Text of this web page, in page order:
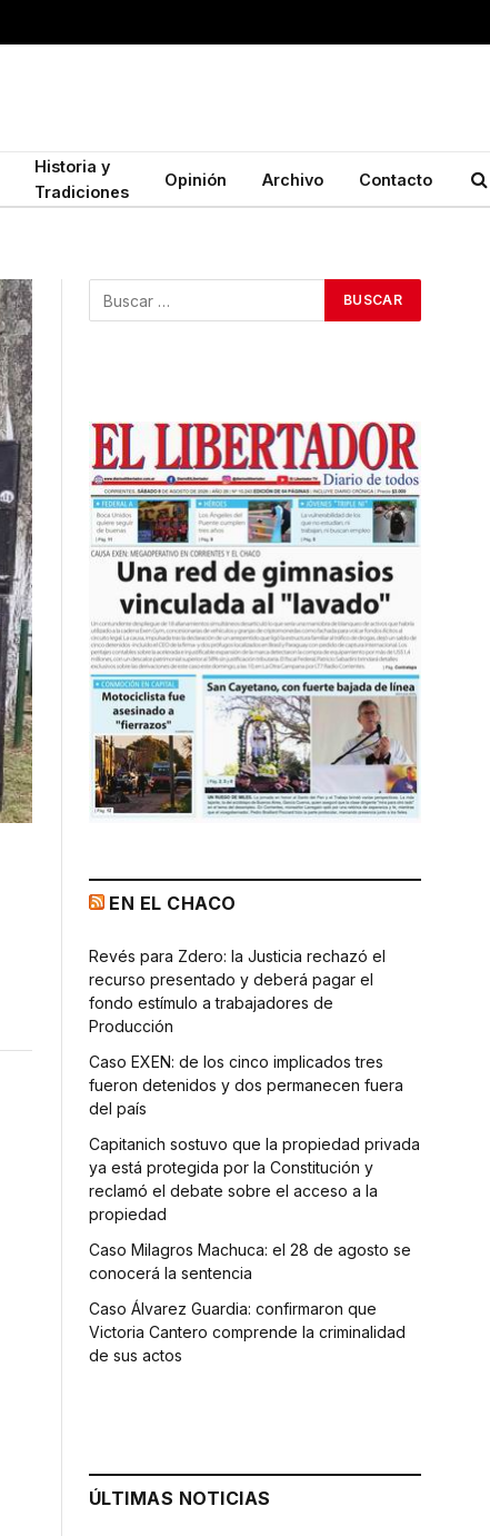
Historia y
Tradiciones
Opinión Archivo Contacto
EN EL CHACO
Revés para Zdero: la Justicia rechazó el
recurso presentado y deberá pagar el
fondo estímulo a trabajadores de
Producción
Caso EXEN: de los cinco implicados tres
fueron detenidos y dos permanecen fuera
del país
Capitanich sostuvo que la propiedad privada
ya está protegida por la Constitución y
reclamó el debate sobre el acceso a la
propiedad
Caso Milagros Machuca: el 28 de agosto se
conocerá la sentencia
Caso Álvarez Guardia: confirmaron que
Victoria Cantero comprende la criminalidad
de sus actos
ÚLTIMAS NOTICIAS